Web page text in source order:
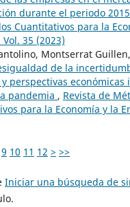
durante el periodo
Cuantitativos para la
35 (2023)
Montserrat
de la
perspectivas económicas
pandemia , Revista de
para la Economía y la
9 10 11 12 > >>
Iniciar una búsqueda de